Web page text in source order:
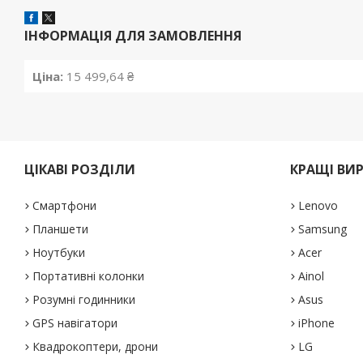
ІНФОРМАЦІЯ ДЛЯ ЗАМОВЛЕННЯ
Ціна: 15 499,64 ₴
ЦІКАВІ РОЗДІЛИ
Смартфони
Планшети
Ноутбуки
Портативні колонки
Розумні годинники
GPS навігатори
Квадрокоптери, дрони
КРАЩІ
Lenovo
Samsung
Acer
Ainol
Asus
iPhone
LG